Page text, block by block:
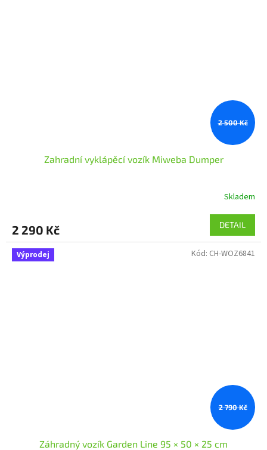
2 500 Kč
Zahradní vyklápěcí vozík Miweba Dumper
Skladem
2 290 Kč DETAIL
Výprodej
2 790 Kč
Záhradný vozík Garden Line 95 × 50 × 25 cm
Kód: CH-WOZ6841